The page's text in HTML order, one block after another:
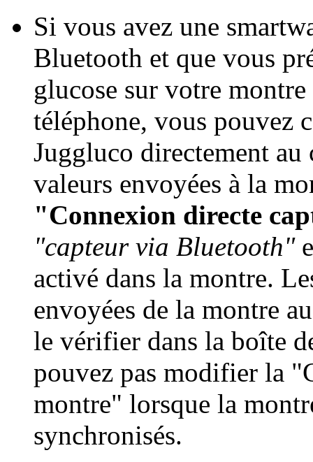
Si vous avez une
Bluetooth et que vous
glucose sur votre
téléphone, vous pouvez
Juggluco directement au
valeurs envoyées à la
"Connexion directe
"capteur via Bluetooth"
activé dans la montre.
envoyées de la montre
le vérifier dans la boîte
pouvez pas modifier la
montre" lorsque la
synchronisés.